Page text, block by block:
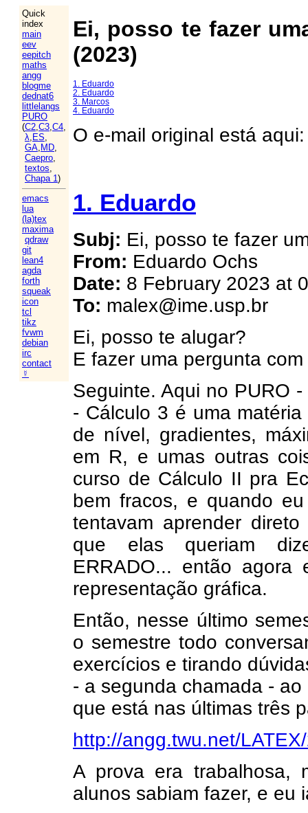
Quick
index
main
eev
eepitch
maths
angg
blogme
dednat6
littlelangs
PURO
(C2,C3,C4,
λ, ES,
GA, MD,
Caepro,
textos,
Chapa 1)
emacs
lua
(la)tex
maxima
qdraw
git
lean4
agda
forth
squeak
icon
tcl
tikz
fvwm
debian
irc
contact
☿
Ei, posso te fazer
(2023)
1. Eduardo
2. Eduardo
3. Marcos
4. Eduardo
O e-mail original está
1. Eduardo
Subj: Ei, posso te fazer
From: Eduardo Ochs
Date: 8 February 2023 at
To: malex@ime.usp.br
Ei, posso te alugar?
E fazer uma pergunta
Seguinte. Aqui no PURO
- Cálculo 3 é uma
de nível, gradientes,
em R, e umas outras
curso de Cálculo II pra
bem fracos, e quando
tentavam aprender
que elas queriam
ERRADO... então
representação gráfica.
Então, nesse último
o semestre todo
exercícios e tirando
- a segunda chamada -
que está nas últimas três
http://angg.twu.net/
A prova era trabalhosa,
alunos sabiam fazer, e eu